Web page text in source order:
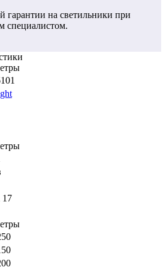
гарантии на светильники при
специалистом.
17